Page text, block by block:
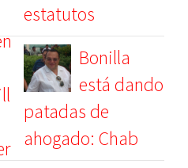
estatutos
Bonilla
está dando
patadas de
ahogado: Chab